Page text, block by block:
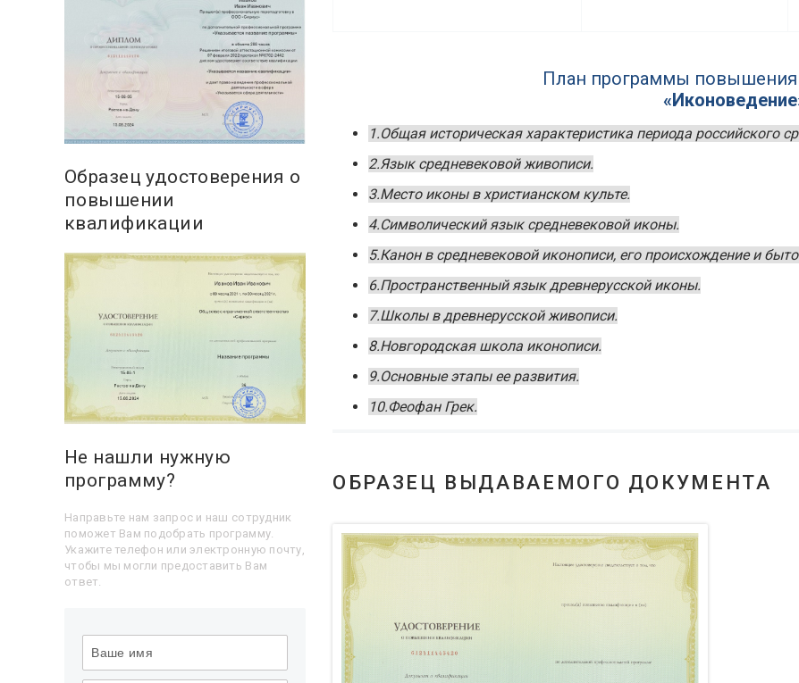
План программы повышения
1.Общая историческая характеристика периода российского
2.Язык средневековой живописи.
3.Место иконы в христианском культе.
4.Символический язык средневековой иконы.
5.Канон в средневековой иконописи, его происхождение и
6.Пространственный язык древнерусской иконы.
7.Школы в древнерусской живописи.
8.Новгородская школа иконописи.
9.Основные этапы ее развития.
10.Феофан Грек.
ОБРАЗЕЦ ВЫДАВАЕМОГО ДОКУМЕНТА
Образец удостоверения о
повышении
квалификации
Не нашли нужную
программу?
Направьте нам запрос и наш сотрудник
поможет Вам подобрать программу.
Укажите телефон или электронную почту,
чтобы мы могли предоставить Вам
ответ.